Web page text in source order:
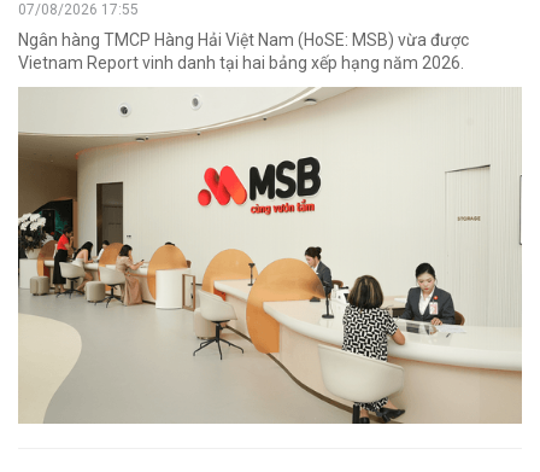
07/08/2026 17:55
Ngân hàng TMCP Hàng Hải Việt Nam (HoSE: MSB) vừa được
Vietnam Report vinh danh tại hai bảng xếp hạng năm 2026.